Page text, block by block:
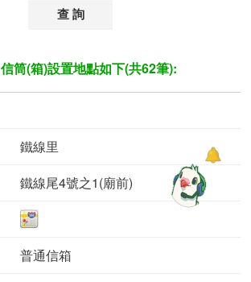
信筒(箱)設置地點如下(共62筆):
鐵線里
鐵線尾4號之1(廟前)
普通信箱